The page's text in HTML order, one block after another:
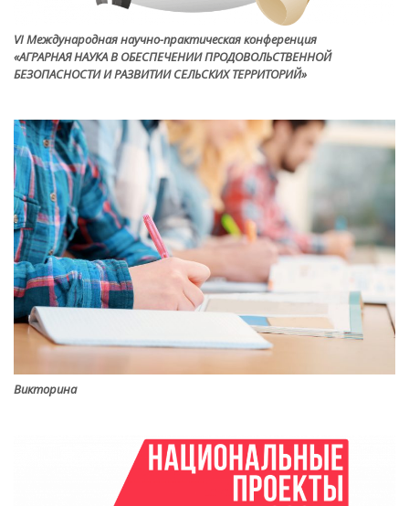
VI Международная научно-практическая конференция
«АГРАРНАЯ НАУКА В ОБЕСПЕЧЕНИИ ПРОДОВОЛЬСТВЕННОЙ
БЕЗОПАСНОСТИ И РАЗВИТИИ СЕЛЬСКИХ ТЕРРИТОРИЙ»
Викторина